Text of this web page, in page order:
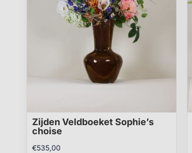
Zijden Veldboeket Sophie’s
choise
€535,00